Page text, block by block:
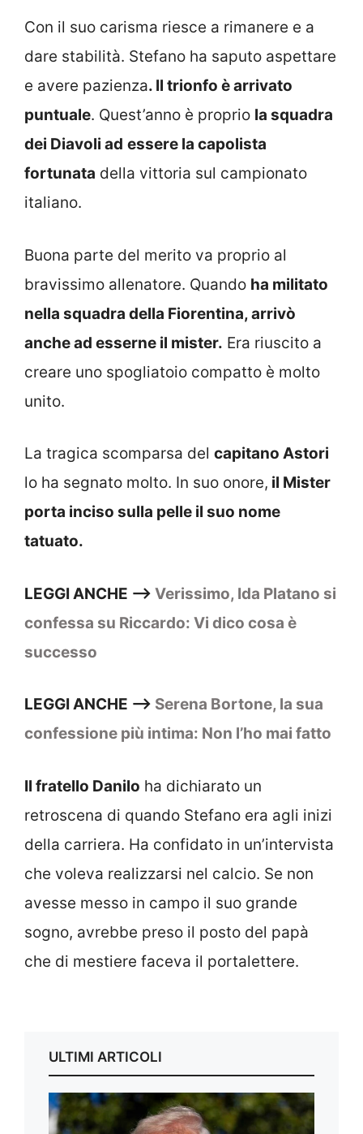
Con il suo carisma riesce a rimanere e a
dare stabilità. Stefano ha saputo aspettare
e avere pazienza. Il trionfo è arrivato
puntuale. Quest’anno è proprio la squadra
dei Diavoli ad essere la capolista
fortunata della vittoria sul campionato
italiano.
Buona parte del merito va proprio al
bravissimo allenatore. Quando ha militato
nella squadra della Fiorentina, arrivò
anche ad esserne il mister. Era riuscito a
creare uno spogliatoio compatto è molto
unito.
La tragica scomparsa del capitano Astori
lo ha segnato molto. In suo onore, il Mister
porta inciso sulla pelle il suo nome
tatuato.
LEGGI ANCHE –> Verissimo, Ida Platano si
confessa su Riccardo: Vi dico cosa è
successo
LEGGI ANCHE –> Serena Bortone, la sua
confessione più intima: Non l’ho mai fatto
Il fratello Danilo ha dichiarato un
retroscena di quando Stefano era agli inizi
della carriera. Ha confidato in un’intervista
che voleva realizzarsi nel calcio. Se non
avesse messo in campo il suo grande
sogno, avrebbe preso il posto del papà
che di mestiere faceva il portalettere.
ULTIMI ARTICOLI